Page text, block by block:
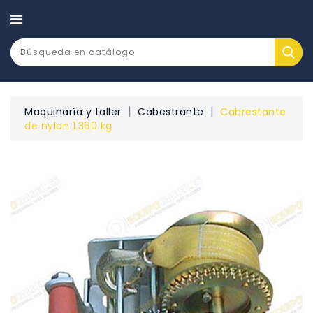
CATEGORÍA
Maquinaría y taller Cabestrante
Cabrestante
de nylon 1.360 kg